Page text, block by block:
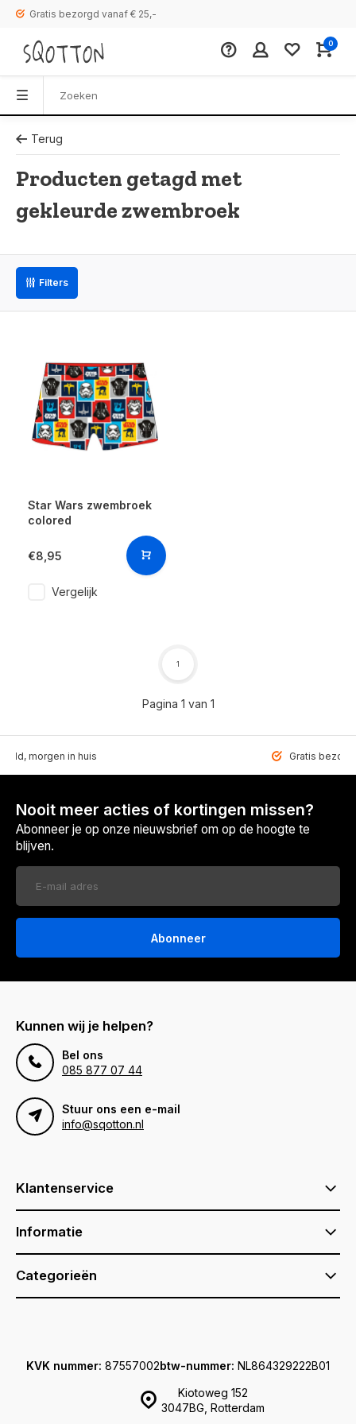
Gratis bezorgd vanaf € 25,-
0
Terug
Producten getagd met
gekleurde zwembroek
Filters
Star Wars zwembroek
colored
€8,95
Vergelijk
Pagina 1 van 1
1
morgen in huis Gratis
Nooit meer acties of kortingen missen?
Abonneer je op onze nieuwsbrief om op de hoogte te
blijven.
Abonneer
Kunnen wij je helpen?
Bel ons
085 877 07 44
Stuur ons een e-mail
info@sqotton.nl
Klantenservice
Informatie
Categorieën
Kiotoweg 152
3047BG, Rotterdam
KVK nummer: 87557002btw-nummer: NL864329222B01